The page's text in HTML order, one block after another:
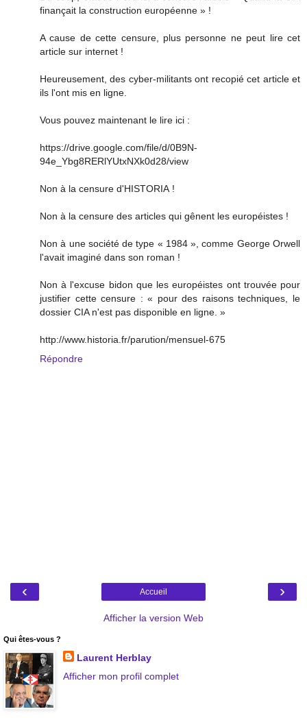
finançait la construction européenne » !
A cause de cette censure, plus personne ne peut lire cet
article sur internet !
Heureusement, des cyber-militants ont recopié cet article et
ils l'ont mis en ligne.
Vous pouvez maintenant le lire ici :
https://drive.google.com/file/d/0B9N-
94e_Ybg8RERlYUtxNXk0d28/view
Non à la censure d'HISTORIA !
Non à la censure des articles qui gênent les européistes !
Non à une société de type « 1984 », comme George Orwell
l'avait imaginé dans son roman !
Non à l'excuse bidon que les européistes ont trouvée pour
justifier cette censure : « pour des raisons techniques, le
dossier CIA n'est pas disponible en ligne. »
http://www.historia.fr/parution/mensuel-675
Répondre
‹ ›
Accueil
Afficher la version Web
Qui êtes-vous ?
Laurent Herblay
Afficher mon profil complet